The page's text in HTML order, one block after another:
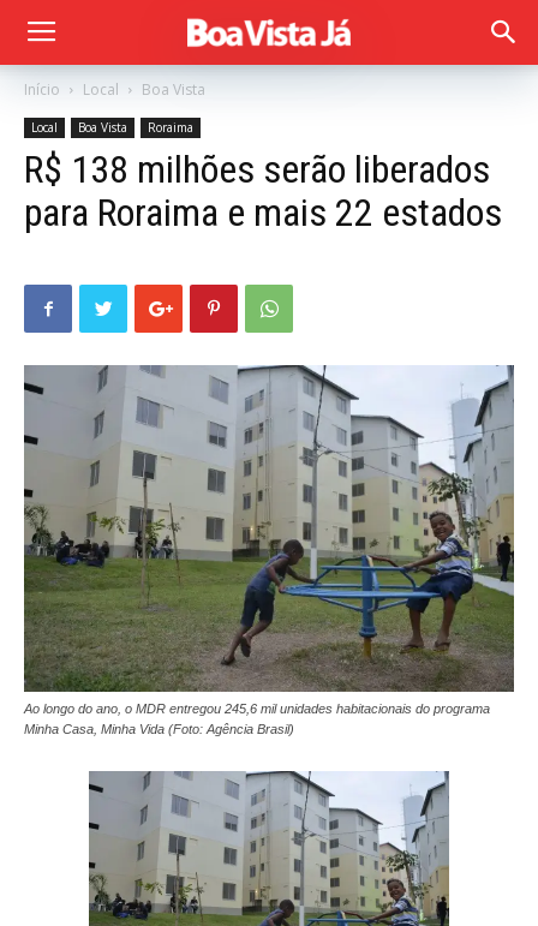
Início Local Boa Vista
Local Boa Vista Roraima
R$ 138 milhões serão liberados
para Roraima e mais 22 estados
Ao longo do ano, o MDR entregou 245,6 mil unidades habitacionais do programa
Minha Casa, Minha Vida (Foto: Agência Brasil)